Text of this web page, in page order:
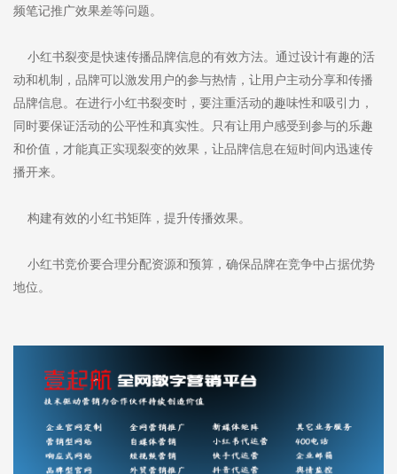
频笔记推广效果差等问题。
小红书裂变是快速传播品牌信息的有效方法。通过设计有趣的活
动和机制，品牌可以激发用户的参与热情，让用户主动分享和传播
品牌信息。在进行小红书裂变时，要注重活动的趣味性和吸引力，
同时要保证活动的公平性和真实性。只有让用户感受到参与的乐趣
和价值，才能真正实现裂变的效果，让品牌信息在短时间内迅速传
播开来。
构建有效的小红书矩阵，提升传播效果。
小红书竞价要合理分配资源和预算，确保品牌在竞争中占据优势
地位。